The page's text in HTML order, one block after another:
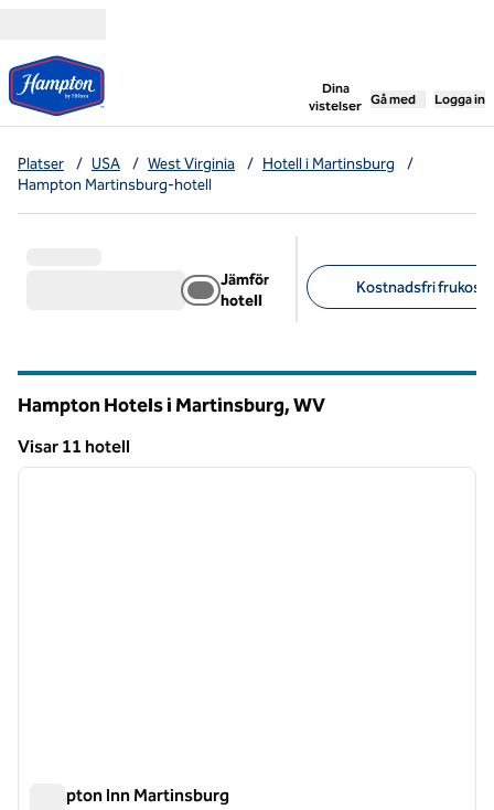
Dina
vistelser
,öppnar ny flik
Gå med Logga in
Platser / USA / West Virginia / Hotell i Martinsburg
/
Hampton Martinsburg-hotell
Jämför
hotell
Kostnadsfri frukost
Hampton Hotels i Martinsburg,WV
Visar 11 hotell
Visar 11 hotell
1 av 12
nästa
Hampton Inn Martinsburg